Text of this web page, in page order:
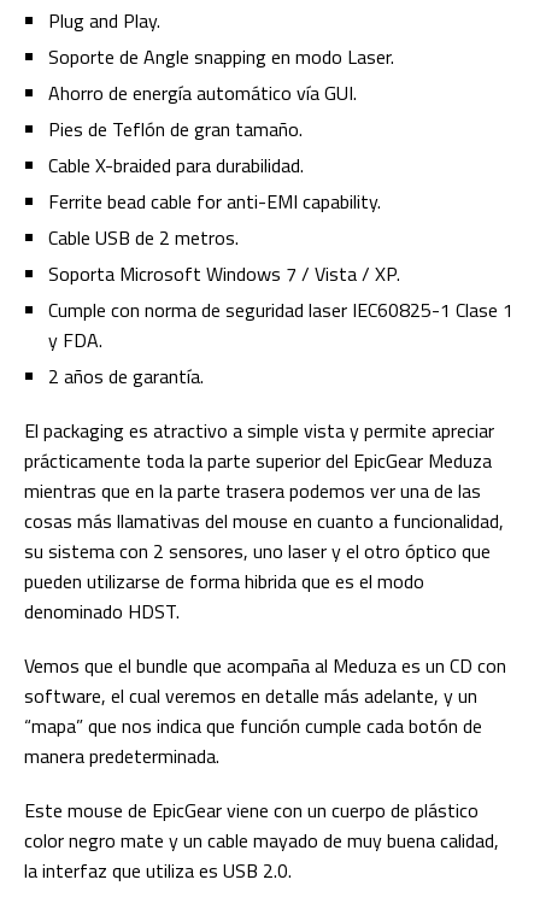
Plug and Play.
Soporte de Angle snapping en modo Laser.
Ahorro de energía automático vía GUI.
Pies de Teflón de gran tamaño.
Cable X-braided para durabilidad.
Ferrite bead cable for anti-EMI capability.
Cable USB de 2 metros.
Soporta Microsoft Windows 7 / Vista / XP.
Cumple con norma de seguridad laser IEC60825-1 Clase 1
y FDA.
2 años de garantía.
El packaging es atractivo a simple vista y permite apreciar
prácticamente toda la parte superior del EpicGear Meduza
mientras que en la parte trasera podemos ver una de las
cosas más llamativas del mouse en cuanto a funcionalidad,
su sistema con 2 sensores, uno laser y el otro óptico que
pueden utilizarse de forma hibrida que es el modo
denominado HDST.
Vemos que el bundle que acompaña al Meduza es un CD con
software, el cual veremos en detalle más adelante, y un
“mapa” que nos indica que función cumple cada botón de
manera predeterminada.
Este mouse de EpicGear viene con un cuerpo de plástico
color negro mate y un cable mayado de muy buena calidad,
la interfaz que utiliza es USB 2.0.